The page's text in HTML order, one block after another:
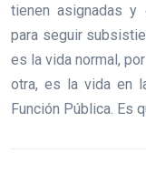
tienen asignadas y
para seguir
es la vida normal,
otra, es la vida en
Función Pública. Es